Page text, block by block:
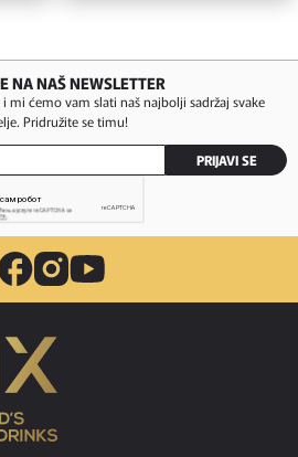
NA NAŠ NEWSLETTER
mi ćemo vam slati naš najbolji sadržaj svake
Pridružite se timu!
PRIJAVI SE